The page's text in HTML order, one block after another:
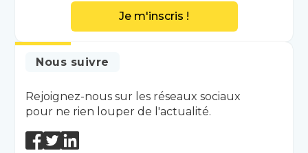
Je m'inscris !
Nous suivre
Rejoignez-nous sur les réseaux sociaux
pour ne rien louper de l'actualité.